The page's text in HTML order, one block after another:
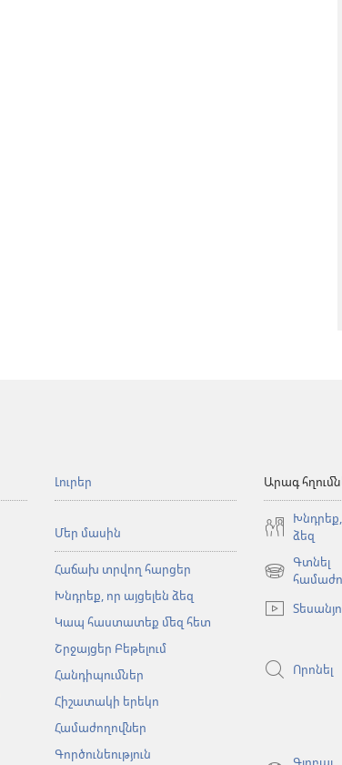
Լուրեր
Մեր մասին
Հաճախ տրվող հարցեր
Խնդրեք, որ այցելեն ձեզ
Կապ հաստատեք մեզ հետ
Շրջայցեր Բեթելում
Հանդիպումներ
Հիշատակի երեկո
Համաժողովներ
Գործունեություն
Արագ
Խնդրեք,
ձեզ
Գտնել
(բացվում
նոր
Որոնել